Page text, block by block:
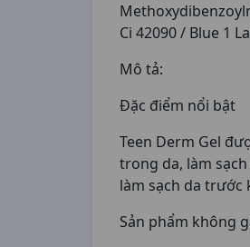
Ci 42090 / Blue 1
Mô tả:
Đặc điểm nổi bật
Teen Derm Gel
trong da, làm
làm sạch da trước
Sản phẩm không